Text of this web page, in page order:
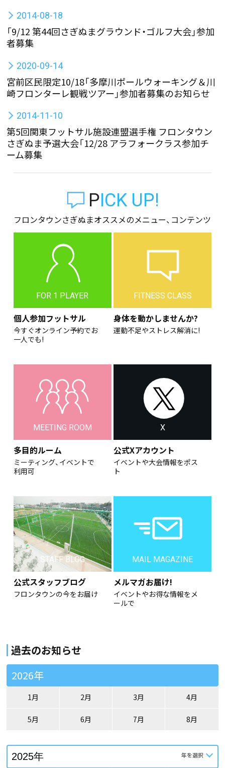
2014-08-18
「9/12 第44回さぎぬまグラウンド・ゴルフ大会」参加
者募集
2020-09-14
宮前区民限定10/18「多摩川ポールウォーキング＆川
崎フロンターレ観戦ツアー」参加者募集のお知らせ
2014-11-10
第5回関東フットサル施設連盟選手権 フロンタウン
さぎぬま予選大会「12/28 アラフォークラス参加チ
ーム募集
PICK UP!
フロンタウンさぎぬまオススメのメニュー、コンテンツ
FOR 1 PLAYER
個人参加フットサル
今すぐオンライン予約でお
一人でも!
FITNESS CLASS
身体を動かしませんか?
運動不足やストレス解消に!
MEETING ROOM
多目的ルーム
ミーティング、イベントで
利用可
X
公式Xアカウント
イベントや大会情報をポス
ト
STAFF BLOG
公式スタッフブログ
フロンタウンの今をお届け
MAIL MAGAZINE
メルマガお届け!
イベントやお得な情報をメ
ールで
過去のお知らせ
2026年
1月 2月 3月 4月
5月 6月 7月 8月